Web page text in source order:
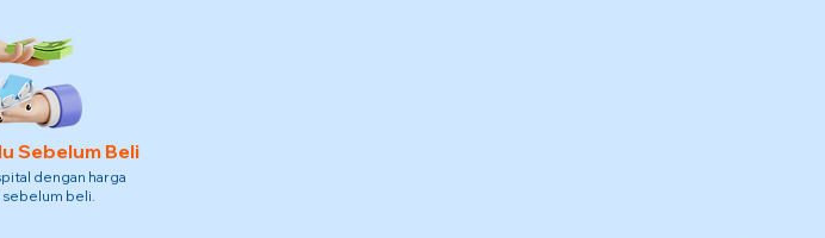
Sebelum Beli
dengan harga
beli.